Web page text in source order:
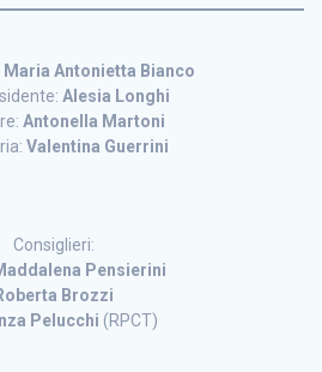
Maria Antonietta Bianco
Alesia Longhi
Antonella Martoni
Valentina Guerrini
Consiglieri:
Pensierini
Brozzi
Pelucchi (RPCT)